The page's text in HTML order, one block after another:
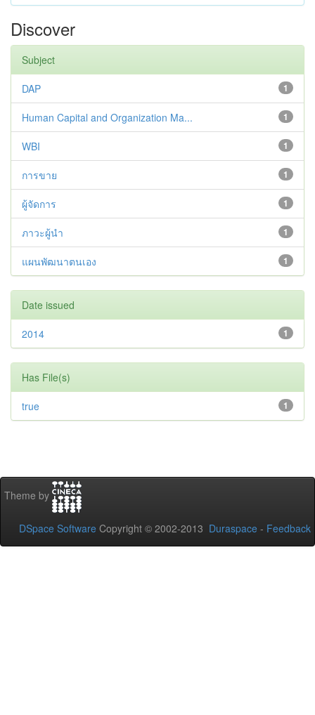
Discover
Subject
1
DAP
1
Human Capital and Organization Ma...
1
WBI
1
การขาย
1
ผู้จัดการ
1
ภาวะผู้นำ
1
แผนพัฒนาตนเอง
Date issued
1
2014
Has File(s)
1
true
Theme by
DSpace Software Copyright © 2002-2013 Duraspace - Feedback